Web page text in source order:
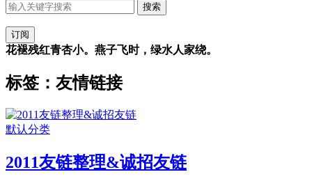
订阅
花褪残红青杏小。燕子飞时，绿水人家绕。
标签：友情链接
默认分类
2011友链整理&诚招友链